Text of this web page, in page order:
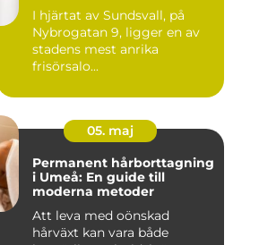
I hjärtat av Sundsvall, på
Nybrogatan 9, ligger en av
stadens mest anrika
frisörsalo...
05. maj
Permanent hårborttagning
i Umeå: En guide till
moderna metoder
Att leva med oönskad
hårväxt kan vara både